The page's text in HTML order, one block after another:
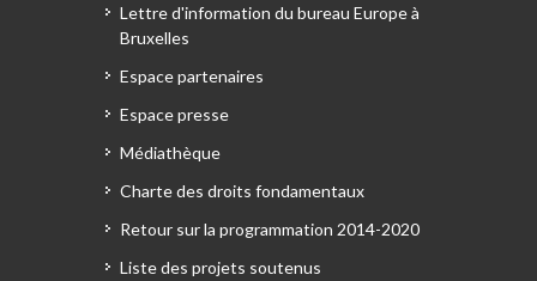
Lettre d'information du bureau Europe à
Bruxelles
Espace partenaires
Espace presse
Médiathèque
Charte des droits fondamentaux
Retour sur la programmation 2014-2020
Liste des projets soutenus